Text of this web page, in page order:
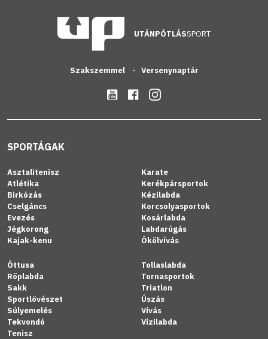
UTÁNPÓTLÁSSPORT
Szakszemmel Versenynaptár
SPORTÁGAK
Asztalitenisz
Atlétika
Birkózás
Cselgáncs
Evezés
Jégkorong
Kajak-kenu
Karate
Kerékpársportok
Kézilabda
Korcsolyasportok
Kosárlabda
Labdarúgás
Ökölvívás
Öttusa
Röplabda
Sakk
Sportlövészet
Súlyemelés
Tekvondó
Tenisz
Tollaslabda
Tornasportok
Triatlon
Úszás
Vívás
Vízilabda